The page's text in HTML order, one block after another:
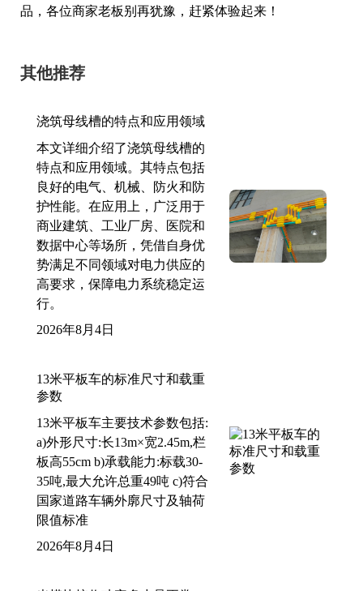
品，各位商家老板别再犹豫，赶紧体验起来！
其他推荐
浇筑母线槽的特点和应用领域
本文详细介绍了浇筑母线槽的
特点和应用领域。其特点包括
良好的电气、机械、防火和防
护性能。在应用上，广泛用于
商业建筑、工业厂房、医院和
数据中心等场所，凭借自身优
势满足不同领域对电力供应的
高要求，保障电力系统稳定运
行。
2026年8月4日
13米平板车的标准尺寸和载重
参数
13米平板车主要技术参数包括:
a)外形尺寸:长13m×宽2.45m,栏
板高55cm b)承载能力:标载30-
35吨,最大允许总重49吨 c)符合
国家道路车辆外廓尺寸及轴荷
限值标准
2026年8月4日